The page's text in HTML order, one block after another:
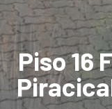
Piso 16